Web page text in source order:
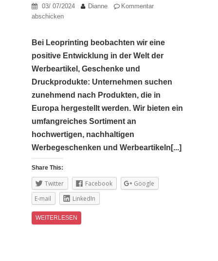
03/ 07/2024 Dianne
Kommentar
abschicken
Bei Leoprinting beobachten wir eine
positive Entwicklung in der Welt der
Werbeartikel, Geschenke und
Druckprodukte: Unternehmen suchen
zunehmend nach Produkten, die in
Europa hergestellt werden. Wir bieten ein
umfangreiches Sortiment an
hochwertigen, nachhaltigen
Werbegeschenken und Werbeartikeln[...]
Share This:
Twitter Facebook
Google
E-mail
LinkedIn
WEITERLESEN